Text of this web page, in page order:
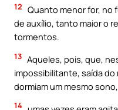
12 Quanto menor for, no
de auxílio, tanto maior o
tormentos.
13 Aqueles, pois, que,
impossibilitante, saída
dormiam um mesmo sono,
14